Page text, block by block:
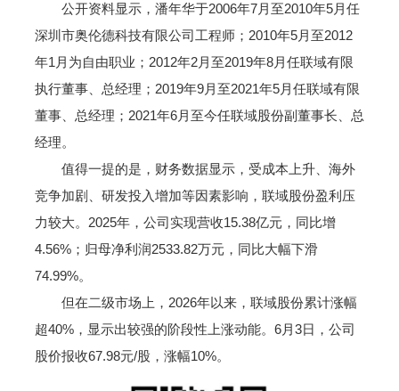
公开资料显示，潘年华于2006年7月至2010年5月任
深圳市奥伦德科技有限公司工程师；2010年5月至2012
年1月为自由职业；2012年2月至2019年8月任联域有限
执行董事、总经理；2019年9月至2021年5月任联域有限
董事、总经理；2021年6月至今任联域股份副董事长、总
经理。
值得一提的是，财务数据显示，受成本上升、海外
竞争加剧、研发投入增加等因素影响，联域股份盈利压
力较大。2025年，公司实现营收15.38亿元，同比增
4.56%；归母净利润2533.82万元，同比大幅下滑
74.99%。
但在二级市场上，2026年以来，联域股份累计涨幅
超40%，显示出较强的阶段性上涨动能。6月3日，公司
股价报收67.98元/股，涨幅10%。